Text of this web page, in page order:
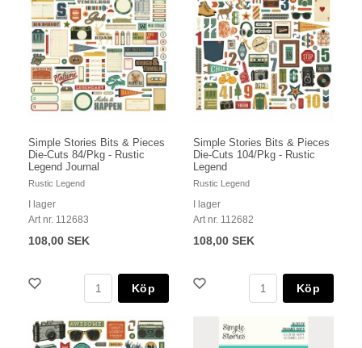
Simple Stories Bits & Pieces
Die-Cuts 84/Pkg - Rustic
Legend Journal
Rustic Legend
I lager
Art nr. 112683
108,00 SEK
Köp
Simple Stories Bits & Pieces
Die-Cuts 104/Pkg - Rustic
Legend
Rustic Legend
I lager
Art nr. 112682
108,00 SEK
Köp